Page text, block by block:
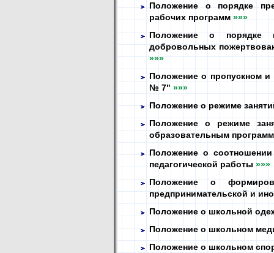
Положение о порядке
рабочих программ »»»
Положение о порядке
добровольных
»»»
Положение о пропускном
№ 7" »»»
Положение о режиме
Положение о режиме
образовательным
Положение о
педагогической работы »»»
Положение о
предпринимательской и
Положение о школьной
Положение о школьном
Положение о школьном